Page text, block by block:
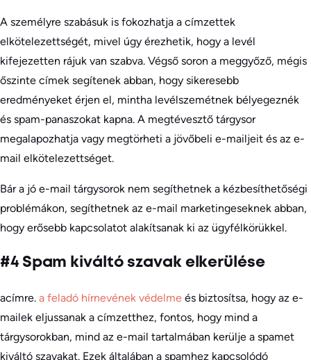
A személyre szabásuk is fokozhatja a címzettek
elkötelezettségét, mivel úgy érezhetik, hogy a levél
kifejezetten rájuk van szabva. Végső soron a meggyőző, mégis
őszinte címek segítenek abban, hogy sikeresebb
eredményeket érjen el, mintha levélszemétnek bélyegeznék
és spam-panaszokat kapna. A megtévesztő tárgysor
megalapozhatja vagy megtörheti a jövőbeli e-mailjeit és az e-
mail elkötelezettséget.
Bár a jó e-mail tárgysorok nem segíthetnek a kézbesíthetőségi
problémákon, segíthetnek az e-mail marketingeseknek abban,
hogy erősebb kapcsolatot alakítsanak ki az ügyfélkörükkel.
#4 Spam kiváltó szavak elkerülése
acímre. a feladó hírnevének védelme és biztosítsa, hogy az e-
mailek eljussanak a címzetthez, fontos, hogy mind a
tárgysorokban, mind az e-mail tartalmában kerülje a spamet
kiváltó szavakat. Ezek általában a spamhez kapcsolódó